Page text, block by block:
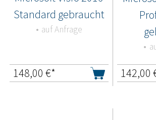
Standard gebraucht
auf Anfrage
148,00 €* 142,00